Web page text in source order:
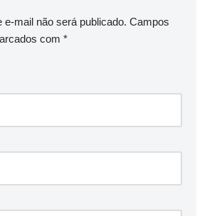
e-mail não será publicado. Campos
com *